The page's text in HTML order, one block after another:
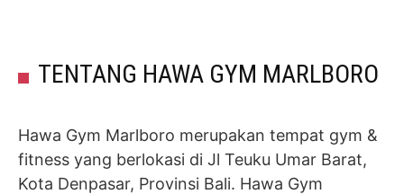
TENTANG HAWA GYM MARLBORO
Hawa Gym Marlboro merupakan tempat gym &
fitness yang berlokasi di Jl Teuku Umar Barat,
Kota Denpasar, Provinsi Bali. Hawa Gym